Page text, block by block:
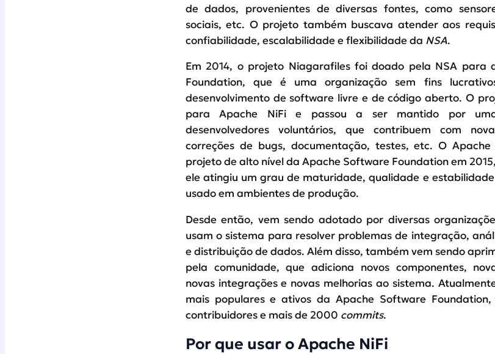
de dados, provenientes de diversas fontes, como
sociais, etc. O projeto também buscava atender aos
confiabilidade, escalabilidade e flexibilidade da NSA.
Em 2014, o projeto Niagarafiles foi doado pela NSA para
Foundation, que é uma organização sem fins
desenvolvimento de software livre e de código aberto. O
para Apache NiFi e passou a ser mantido por
desenvolvedores voluntários, que contribuem com
correções de bugs, documentação, testes, etc. O
projeto de alto nível da Apache Software Foundation em
ele atingiu um grau de maturidade, qualidade e
usado em ambientes de produção.
Desde então, vem sendo adotado por diversas
usam o sistema para resolver problemas de integração,
e distribuição de dados. Além disso, também vem sendo
pela comunidade, que adiciona novos componentes,
novas integrações e novas melhorias ao sistema.
mais populares e ativos da Apache Software
contribuidores e mais de 2000 commits.
Por que usar o Apache NiFi